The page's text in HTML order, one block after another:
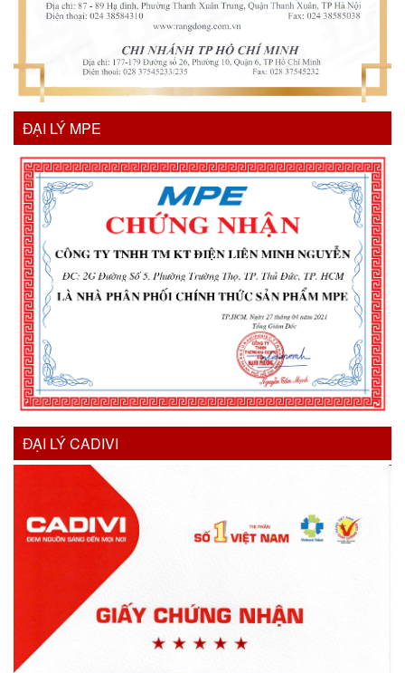
ĐẠI LÝ MPE
ĐẠI LÝ CADIVI